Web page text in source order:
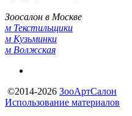
Зоосалон в Москве
м Текстильщики
м Кузьминки
м Волжская
©2014-2026 ЗооАртСалон
Использование материалов